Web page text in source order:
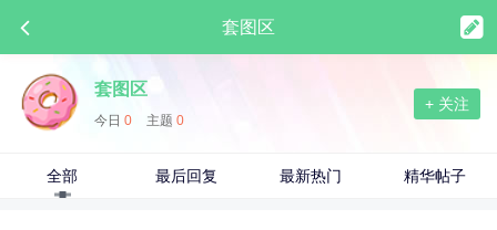
套图区
套图区
今日 0 主题 0
+ 关注
全部 最后回复 最新热门 精华帖子